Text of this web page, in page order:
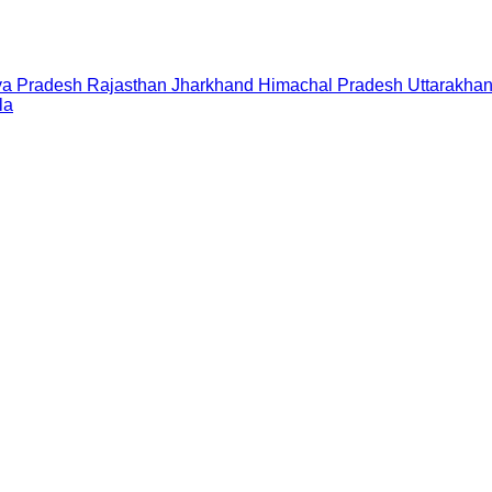
Pradesh Rajasthan Jharkhand Himachal Pradesh